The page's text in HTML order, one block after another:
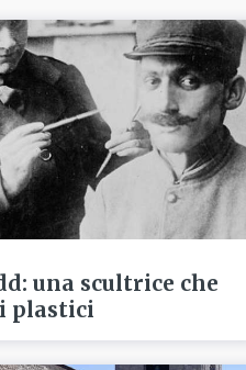
una scultrice che
plastici